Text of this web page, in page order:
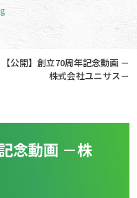
【公開】創立70周年記念動画 －
株式会社ユニサス－
念動画 －株